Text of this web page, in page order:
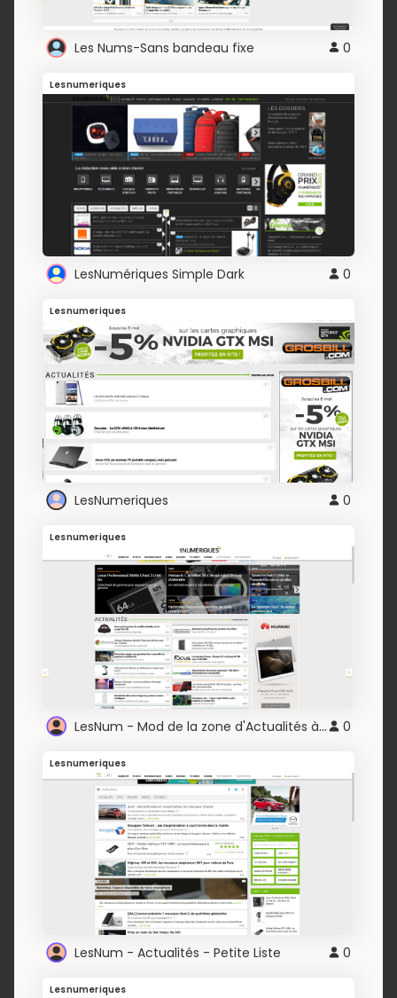
Les Nums-Sans bandeau fixe 0
Lesnumeriques
LesNumériques Simple Dark 0
Lesnumeriques
LesNumeriques 0
Lesnumeriques
LesNum - Mod de la zone d'Actualités à l'Accueil 0
Lesnumeriques
LesNum - Actualités - Petite Liste 0
Lesnumeriques